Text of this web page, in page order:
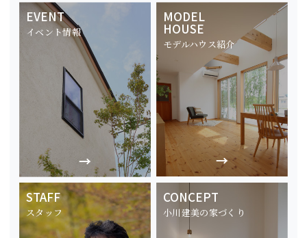
EVENT
イベント情報
MODEL
HOUSE
モデルハウス紹介
STAFF
スタッフ
CONCEPT
小川建美の家づくり